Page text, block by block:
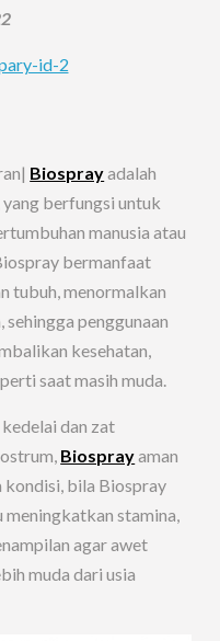
Biosprayadalah
berfungsi untuk
manusia atau
bermanfaat
tubuh, menormalkan
penggunaan
kesehatan,
saat masih muda.
dan zat
Biosprayaman
kondisi, bila Biospray
meningkatkan stamina,
agar awet
muda dari usia